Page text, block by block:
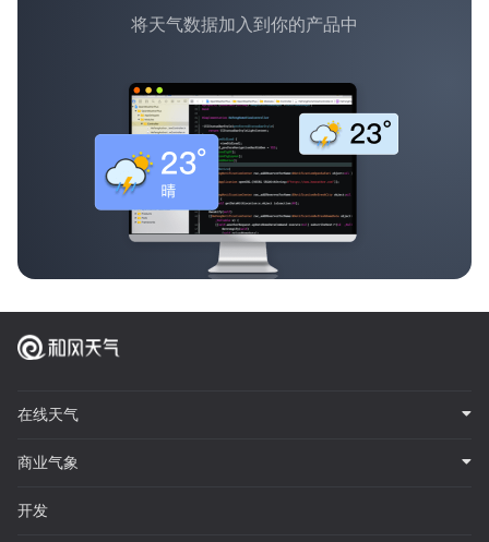
将天气数据加入到你的产品中
在线天气
商业气象
开发